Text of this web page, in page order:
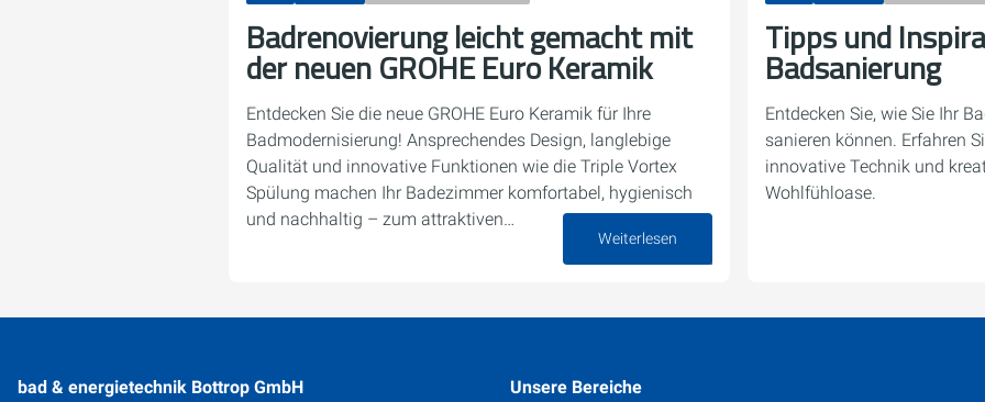
Badrenovierung leicht gemacht mit
der neuen GROHE Euro Keramik
Entdecken Sie die neue GROHE Euro Keramik für Ihre
Badmodernisierung! Ansprechendes Design, langlebige
Qualität und innovative Funktionen wie die Triple Vortex
Spülung machen Ihr Badezimmer komfortabel, hygienisch
und nachhaltig – zum attraktiven…
Weiterlesen
Tipps und
Badsanierung
Entdecken Sie, wie Sie Ihr
sanieren können. Erfahren
innovative Technik und
Wohlfühloase.
bad & energietechnik Bottrop GmbH
Unsere Bereiche